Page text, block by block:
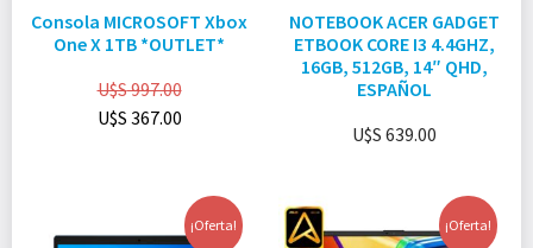
Consola MICROSOFT Xbox
One X 1TB *OUTLET*
U$S997.00
U$S 367.00
NOTEBOOK ACER GADGET
ETBOOK CORE I3 4.4GHZ,
16GB, 512GB, 14″ QHD,
ESPAÑOL
U$S 639.00
¡Oferta! ¡Oferta!